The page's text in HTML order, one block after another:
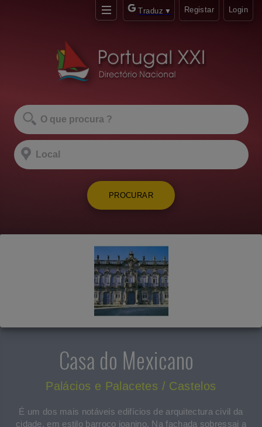
Traduz ▼ Registar Login
PROCURAR
Casa do Mexicano
Palácios e Palacetes / Castelos
É um dos mais notáveis edifícios de arquitectura civil da
cidade, em estilo barroco joanino. Na fachada sobressai a